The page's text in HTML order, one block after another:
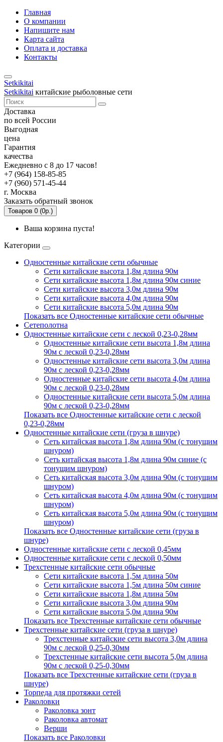
Главная
О компании
Напишите нам
Карта сайта
Оплата и доставка
Контакты
Setkikitai
Setkikitai китайские рыболовные сети
Доставка
по всей России
Выгодная
цена
Гарантия
качества
Ежедневно с 8 до 17 часов!
+7 (964) 158-85-85
+7 (960) 571-45-44
г. Москва
Заказать обратный звонок
Товаров 0 (0р.)
Ваша корзина пуста!
Категории
Одностенные китайские сети обычные
Сети китайские высота 1,8м длина 90м
Сети китайские высота 1,8м длина 90м синие
Сети китайские высота 3,0м длина 90м
Сети китайские высота 4,0м длина 90м
Сети китайские высота 5,0м длина 90м
Показать все Одностенные китайские сети обычные
Сетеполотна
Одностенные китайские сети с леской 0,23-0,28мм
Одностенные китайские сети высота 1,8м длина
90м с леской 0,23-0,28мм
Одностенные китайские сети высота 3,0м длина
90м с леской 0,23-0,28мм
Одностенные китайские сети высота 4,0м длина
90м с леской 0,23-0,28мм
Одностенные китайские сети высота 5,0м длина
90м с леской 0,23-0,28мм
Показать все Одностенные китайские сети с леской
0,23-0,28мм
Одностенные китайские сети (груза в шнуре)
Сеть китайская высота 1,8м длина 90м (с тонущим
шнуром)
Сеть китайская высота 1,8м длина 90м синие (с
тонущим шнуром)
Сеть китайская высота 3,0м длина 90м (с тонущим
шнуром)
Сеть китайская высота 4,0м длина 90м (с тонущим
шнуром)
Сеть китайская высота 5,0м длина 90м (с тонущим
шнуром)
Показать все Одностенные китайские сети (груза в
шнуре)
Одностенные китайские сети с леской 0,45мм
Одностенные китайские сети с леской 0,50мм
Трехстенные китайские сети обычные
Сети китайские высота 1,5м длина 50м
Сети китайские высота 1,5м длина 50м синие
Сети китайские высота 1,8м длина 50м
Сети китайские высота 3,0м длина 90м
Сети китайские высота 5,0м длина 90м
Показать все Трехстенные китайские сети обычные
Трехстенные китайские сети (груза в шнуре)
Трехстенные китайские сети высота 3,0м длина
90м с леской 0,25-0,30мм
Трехстенные китайские сети высота 5,0м длина
90м с леской 0,25-0,30мм
Показать все Трехстенные китайские сети (груза в
шнуре)
Торпеда для протяжки сетей
Раколовки
Раколовка зонт
Раколовка автомат
Верши
Показать все Раколовки